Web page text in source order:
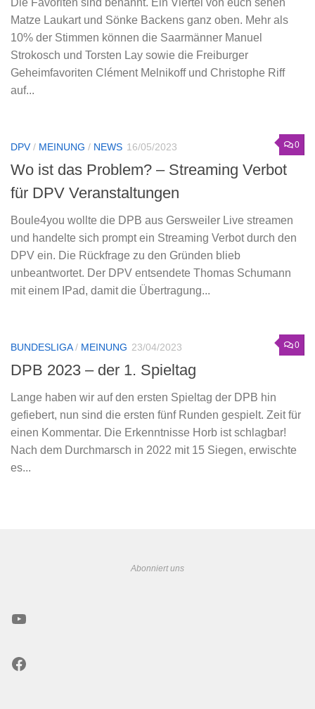
Die Favoriten sind benannt. Ein Viertel von euch sehen
Matze Laukart und Sönke Backens ganz oben. Mehr als
10% der Stimmen können die Saarmänner Manuel
Strokosch und Torsten Lay sowie die Freiburger
Geheimfavoriten Clément Melnikoff und Christophe Riff
auf...
0
DPV / MEINUNG / NEWS 16/05/2023
Wo ist das Problem? – Streaming Verbot
für DPV Veranstaltungen
Boule4you wollte die DPB aus Gersweiler Live streamen
und handelte sich prompt ein Streaming Verbot durch den
DPV ein. Die Rückfrage zu den Gründen blieb
unbeantwortet. Der DPV entsendete Thomas Schumann
mit einem IPad, damit die Übertragung...
0
BUNDESLIGA/ MEINUNG 23/04/2023
DPB 2023 – der 1. Spieltag
Lange haben wir auf den ersten Spieltag der DPB hin
gefiebert, nun sind die ersten fünf Runden gespielt. Zeit für
einen Kommentar. Die Erkenntnisse Horb ist schlagbar!
Nach dem Durchmarsch in 2022 mit 15 Siegen, erwischte
es...
Abonniert uns
YouTube
Facebook